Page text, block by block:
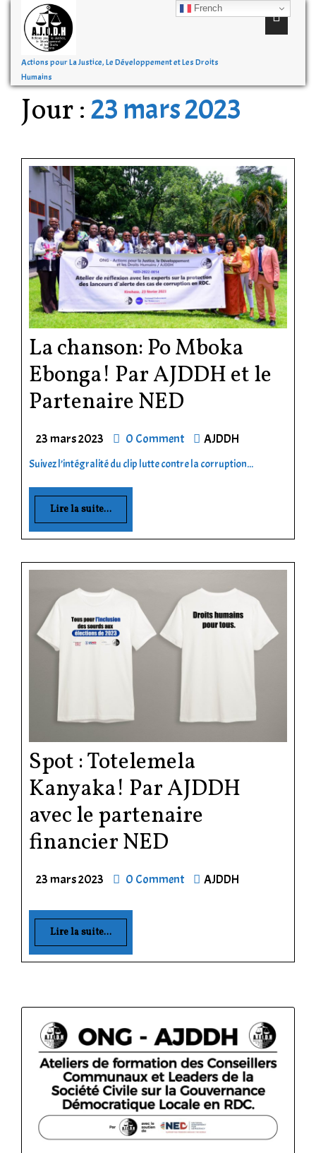
Actions pour La Justice, Le Développement et Les Droits
Humains
Jour : 23 mars 2023
La chanson: Po Mboka
Ebonga! Par AJDDH et le
Partenaire NED
23 mars 2023 0 Comment AJDDH
Suivez l’intégralité du clip lutte contre la corruption...
Lire la suite...
Spot : Totelemela
Kanyaka! Par AJDDH
avec le partenaire
financier NED
23 mars 2023 0 Comment AJDDH
Lire la suite...
French